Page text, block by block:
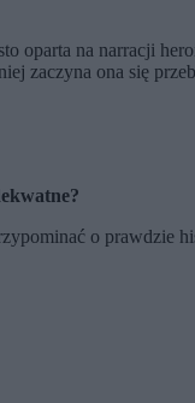
oparta na narracji
zaczyna ona się
o prawdzie